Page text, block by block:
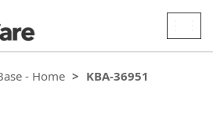
- Home KBA-36951